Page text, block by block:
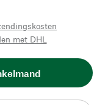
met DHL